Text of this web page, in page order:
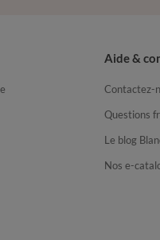
Aide &
Contactez-
Questions
Le blog
Nos e-